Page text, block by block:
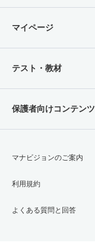
マイページ
テスト・教材
保護者向けコンテンツ
マナビジョンのご案内
利用規約
よくある質問と回答